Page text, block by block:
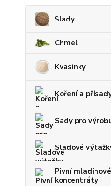
Slady
Chmel
Kvasinky
Koření a
Sady pro
Sladové
Pivní mladinové
koncentráty